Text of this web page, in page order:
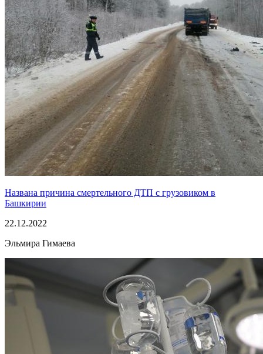
Названа причина смертельного ДТП с грузовиком в
Башкирии
22.12.2022
Эльмира Гимаева